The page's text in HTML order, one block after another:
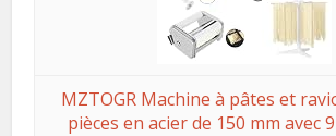
MZTOGR Machine à pâtes et
pièces en acier de 150 mm avec